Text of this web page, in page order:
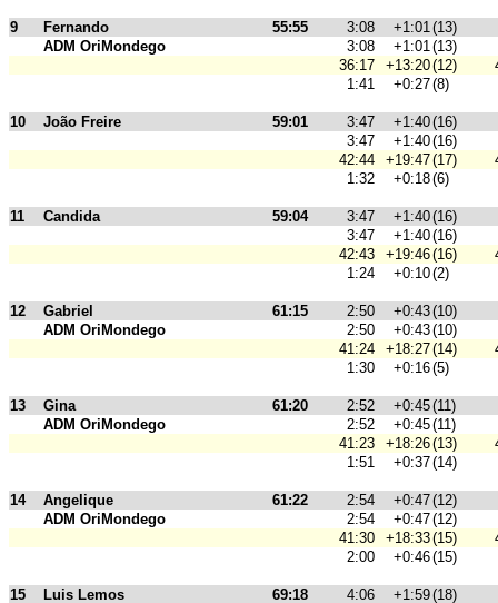
9 Fernando 55:55 3:08 +1:01(13)
ADM OriMondego
3:08 +1:01(13)
36:17
+13:20(12)
1:41
+0:27(8)
10 João Freire 59:01 3:47 +1:40(16)
3:47
+1:40(16)
42:44
+19:47(17)
1:32
+0:18(6)
11 Candida 59:04 3:47 +1:40(16)
3:47
+1:40(16)
42:43
+19:46(16)
1:24
+0:10(2)
12 Gabriel 61:15 2:50 +0:43(10)
ADM OriMondego
2:50 +0:43(10)
41:24
+18:27(14)
1:30
+0:16(5)
13 Gina 61:20 2:52 +0:45(11)
ADM OriMondego
2:52 +0:45(11)
41:23
+18:26(13)
1:51
+0:37(14)
14 Angelique 61:22 2:54 +0:47(12)
ADM OriMondego
2:54 +0:47(12)
41:30
+18:33(15)
2:00
+0:46(15)
15 Luis Lemos 69:18 4:06 +1:59(18)